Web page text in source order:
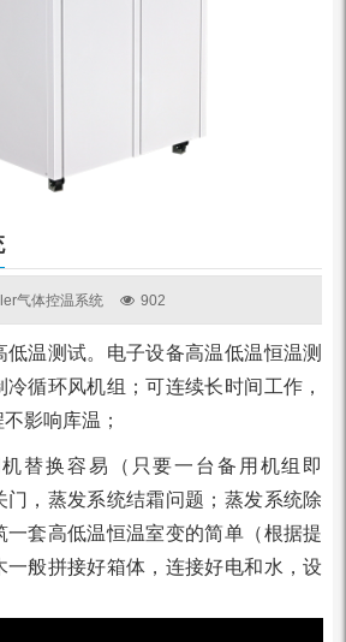
气体控温系统 902
温测试。电⼦设备⾼温低温恒温测
循环⻛机组；可连续⻓时间⼯作，
影响库温；
替换容易（只要⼀台备⽤机组即
⻔，蒸发系统结霜问题；蒸发系统除
⼀套⾼低温恒温室变的简单（根据提
⼀般拼接好箱体，连接好电和⽔，设